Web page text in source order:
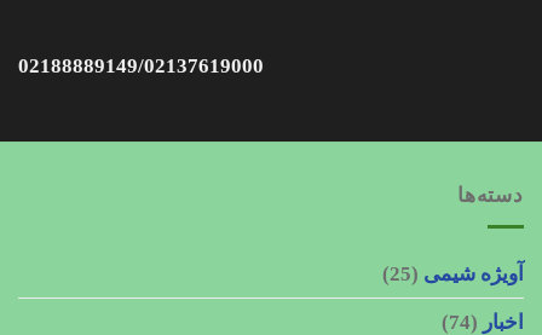
02188889149/02137619000
دسته‌ها
آویژه شیمی (25)
اخبار (74)